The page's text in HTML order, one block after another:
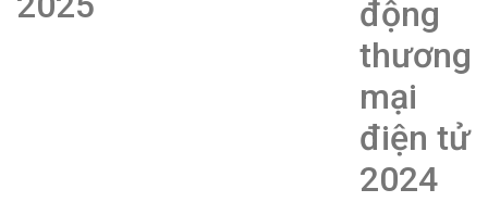
động
thương
mại
điện tử
2024